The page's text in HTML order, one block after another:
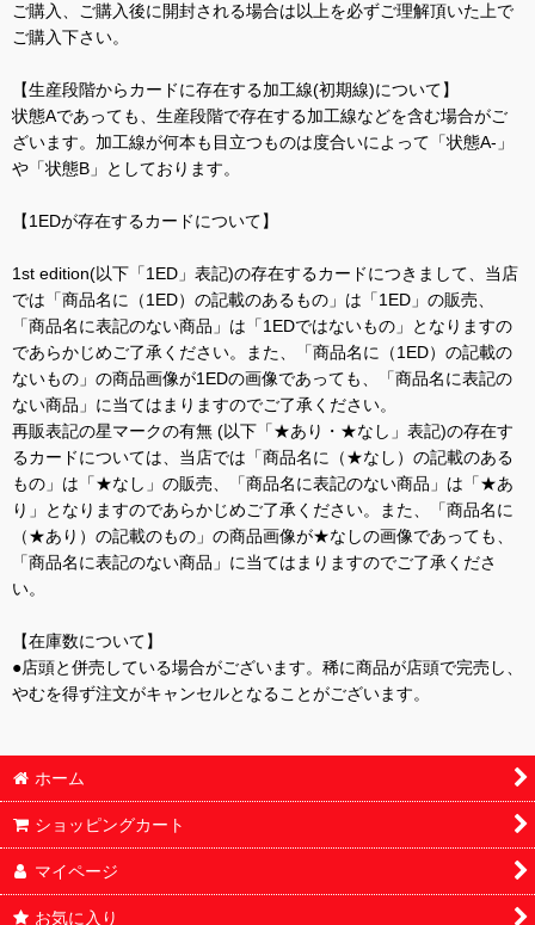
ご購入、ご購入後に開封される場合は以上を必ずご理解頂いた上で
ご購入下さい。
【生産段階からカードに存在する加工線(初期線)について】
状態Aであっても、生産段階で存在する加工線などを含む場合がご
ざいます。加工線が何本も目立つものは度合いによって「状態A-」
や「状態B」としております。
【1EDが存在するカードについて】
1st edition(以下「1ED」表記)の存在するカードにつきまして、当店
では「商品名に（1ED）の記載のあるもの」は「1ED」の販売、
「商品名に表記のない商品」は「1EDではないもの」となりますの
であらかじめご了承ください。また、「商品名に（1ED）の記載の
ないもの」の商品画像が1EDの画像であっても、「商品名に表記の
ない商品」に当てはまりますのでご了承ください。
再販表記の星マークの有無 (以下「★あり・★なし」表記)の存在す
るカードについては、当店では「商品名に（★なし）の記載のある
もの」は「★なし」の販売、「商品名に表記のない商品」は「★あ
り」となりますのであらかじめご了承ください。また、「商品名に
（★あり）の記載のもの」の商品画像が★なしの画像であっても、
「商品名に表記のない商品」に当てはまりますのでご了承くださ
い。
【在庫数について】
●店頭と併売している場合がございます。稀に商品が店頭で完売し、
やむを得ず注文がキャンセルとなることがございます。
ホーム
ショッピングカート
マイページ
お気に入り